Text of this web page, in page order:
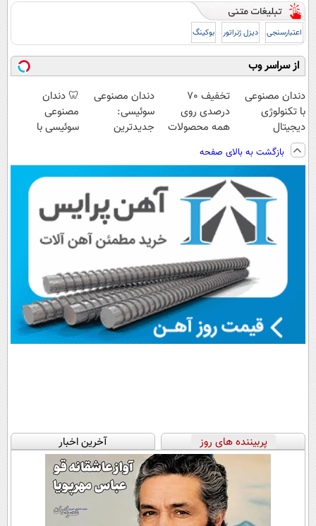
اعتبارسنجی دیزل ژنراتور بوکینگ
از سراسر وب
دندان مصنوعی
با تکنولوژی
دیجیتال
سوئیسی🇨🇭
تخفیف 70
درصدی روی
همه محصولات
دندان مصنوعی
سوئیسی:
جدیدترین
پرداخت قسطی
🦷 دندان
مصنوعی
سوئیسی با
قسط |📍 تهران
بازگشت به بالای صفحه
پربیننده های روز آخرین اخبار